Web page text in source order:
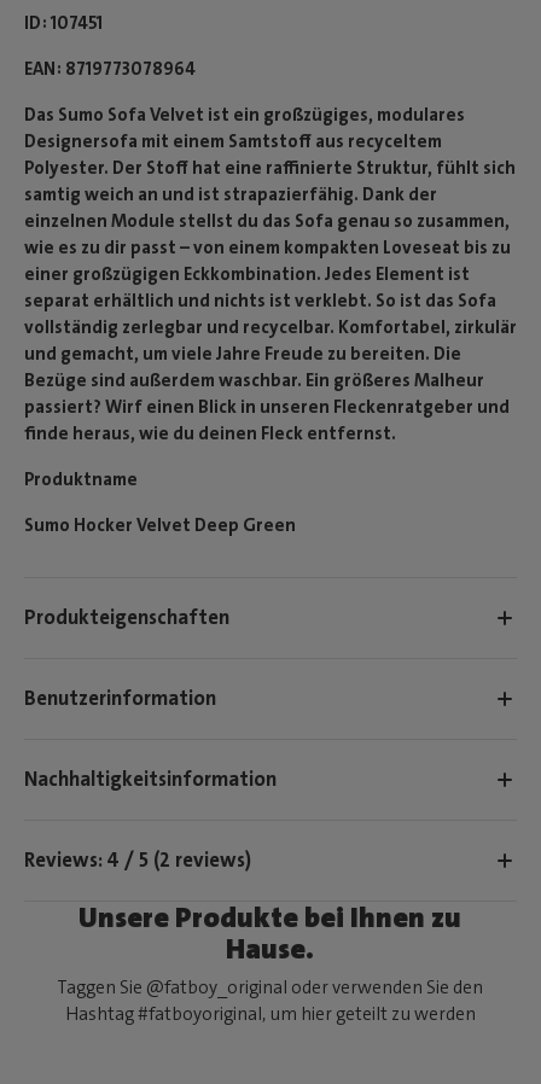
ID 107451
EAN 8719773078964
Das Sumo Sofa Velvet ist ein großzügiges, modulares
Designersofa mit einem Samtstoff aus recyceltem
Polyester. Der Stoff hat eine raffinierte Struktur, fühlt sich
samtig weich an und ist strapazierfähig. Dank der
einzelnen Module stellst du das Sofa genau so zusammen,
wie es zu dir passt – von einem kompakten Loveseat bis zu
einer großzügigen Eckkombination. Jedes Element ist
separat erhältlich und nichts ist verklebt. So ist das Sofa
vollständig zerlegbar und recycelbar. Komfortabel, zirkulär
und gemacht, um viele Jahre Freude zu bereiten. Die
Bezüge sind außerdem waschbar. Ein größeres Malheur
passiert? Wirf einen Blick in unseren Fleckenratgeber und
finde heraus, wie du deinen Fleck entfernst.
Produktname
Sumo Hocker Velvet Deep Green
Produkteigenschaften
Benutzerinformation
Nachhaltigkeitsinformation
Reviews: 4 / 5 (2 reviews)
Unsere Produkte bei Ihnen zu
Hause.
Taggen Sie @fatboy_original oder verwenden Sie den
Hashtag #fatboyoriginal, um hier geteilt zu werden